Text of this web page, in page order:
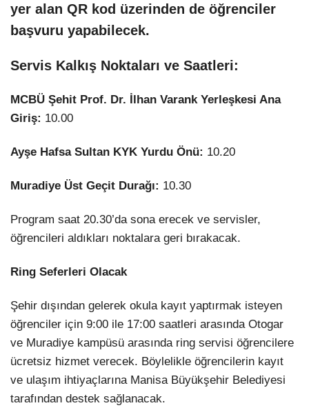
yer alan QR kod üzerinden de öğrenciler
başvuru yapabilecek.
Servis Kalkış Noktaları ve Saatleri:
MCBÜ Şehit Prof. Dr. İlhan Varank Yerleşkesi Ana
Giriş: 10.00
Ayşe Hafsa Sultan KYK Yurdu Önü: 10.20
Muradiye Üst Geçit Durağı: 10.30
Program saat 20.30’da sona erecek ve servisler,
öğrencileri aldıkları noktalara geri bırakacak.
Ring Seferleri Olacak
Şehir dışından gelerek okula kayıt yaptırmak isteyen
öğrenciler için 9:00 ile 17:00 saatleri arasında Otogar
ve Muradiye kampüsü arasında ring servisi öğrencilere
ücretsiz hizmet verecek. Böylelikle öğrencilerin kayıt
ve ulaşım ihtiyaçlarına Manisa Büyükşehir Belediyesi
tarafından destek sağlanacak.